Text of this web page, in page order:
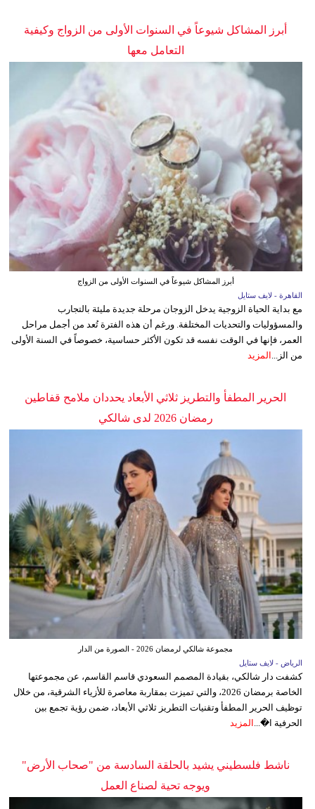
أبرز المشاكل شيوعاً في السنوات الأولى من الزواج وكيفية
التعامل معها
أبرز المشاكل شيوعاً في السنوات الأولى من الزواج
القاهرة - لايف ستايل
مع بداية الحياة الزوجية يدخل الزوجان مرحلة جديدة مليئة بالتجارب
والمسؤوليات والتحديات المختلفة. ورغم أن هذه الفترة تُعد من أجمل مراحل
العمر، فإنها في الوقت نفسه قد تكون الأكثر حساسية، خصوصاً في السنة الأولى
من الز...
المزيد
الحرير المطفأ والتطريز ثلاثي الأبعاد يحددان ملامح قفاطين
رمضان 2026 لدى شالكي
مجموعة شالكي لرمضان 2026 - الصورة من الدار
الرياض - لايف ستايل
كشفت دار شالكي، بقيادة المصمم السعودي قاسم القاسم، عن مجموعتها
الخاصة برمضان 2026، والتي تميزت بمقاربة معاصرة للأزياء الشرقية، من خلال
توظيف الحرير المطفأ وتقنيات التطريز ثلاثي الأبعاد، ضمن رؤية تجمع بين
الحرفية ا�... المزيد
ناشط فلسطيني يشيد بالحلقة السادسة من "صحاب الأرض"
ويوجه تحية لصناع العمل